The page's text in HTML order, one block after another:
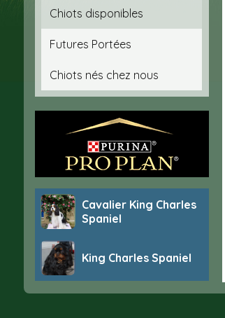
Chiots disponibles
Futures Portées
Chiots nés chez nous
Cavalier King Charles
Spaniel
King Charles Spaniel